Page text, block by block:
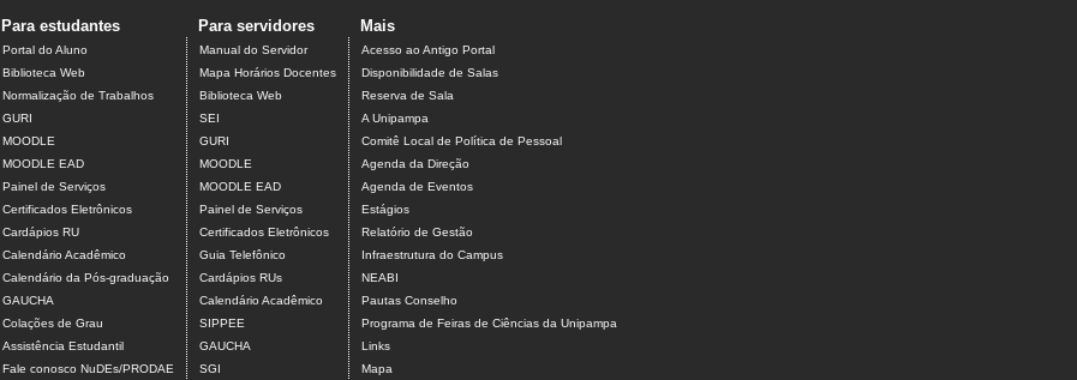
Para estudantes
Portal do Aluno
Biblioteca Web
Normalização de Trabalhos
GURI
MOODLE
MOODLE EAD
Painel de Serviços
Certificados Eletrônicos
Cardápios RU
Calendário Acadêmico
Calendário da Pós-graduação
GAUCHA
Colações de Grau
Assistência Estudantil
Fale conosco NuDEs/PRODAE
Para servidores
Manual do Servidor
Mapa Horários Docentes
Biblioteca Web
SEI
GURI
MOODLE
MOODLE EAD
Painel de Serviços
Certificados Eletrônicos
Guia Telefônico
Cardápios RUs
Calendário Acadêmico
SIPPEE
GAUCHA
SGI
Mais
Acesso ao Antigo Portal
Disponibilidade de Salas
Reserva de Sala
A Unipampa
Comitê Local de Política de Pessoal
Agenda da Direção
Agenda de Eventos
Estágios
Relatório de Gestão
Infraestrutura do Campus
NEABI
Pautas Conselho
Programa de Feiras de Ciências da Unipampa
Links
Mapa